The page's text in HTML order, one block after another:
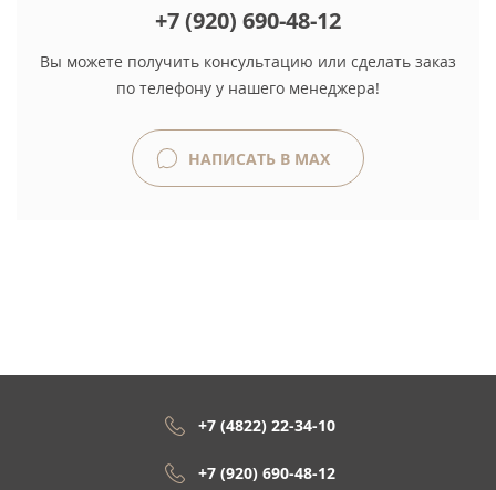
+7 (920) 690-48-12
Вы можете получить консультацию или сделать заказ
по телефону у нашего менеджера!
НАПИСАТЬ В MAX
+7 (4822) 22-34-10
+7 (920) 690-48-12